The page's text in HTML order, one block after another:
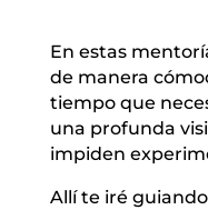
En estas
de manera
tiempo que
una profunda
impiden
Allí te iré